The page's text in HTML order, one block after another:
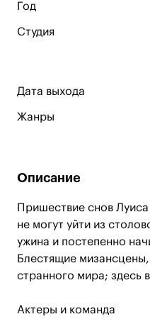
Год
Студия
Дата выхода
Жанры
Описание
Пришествие снов
не могут уйти из
ужина и постепенно
Блестящие
странного мира; здесь
Актеры и команда